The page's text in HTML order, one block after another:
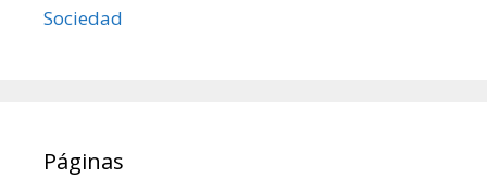
Sociedad
Páginas